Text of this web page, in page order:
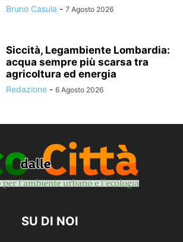
Bruno Casula - 7 Agosto 2026
Siccità, Legambiente Lombardia:
acqua sempre più scarsa tra
agricoltura ed energia
Redazione - 6 Agosto 2026
SU DI NOI